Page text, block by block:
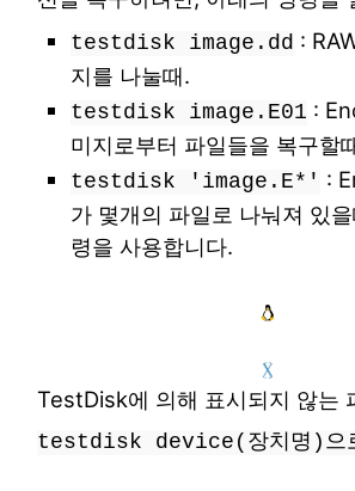
testdisk image.dd :
지를 나눌때.
testdisk image.E01 :
미지로부터 파일들을 복구할
testdisk 'image.E*' :
가 몇개의 파일로 나눠져 있
령을 사용합니다.
TestDisk에 의해 표시되지 않는
testdisk device(장치명)으